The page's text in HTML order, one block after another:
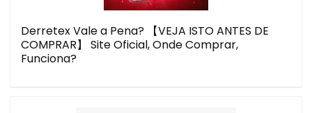
Derretex Vale a Pena? 【VEJA ISTO ANTES DE
COMPRAR】 Site Oficial, Onde Comprar,
Funciona?